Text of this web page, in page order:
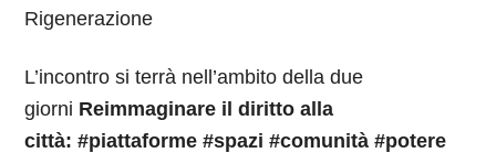
Rigenerazione
L’incontro si terrà nell’ambito della due
giorni Reimmaginare il diritto alla
città: #piattaforme #spazi #comunità #potere